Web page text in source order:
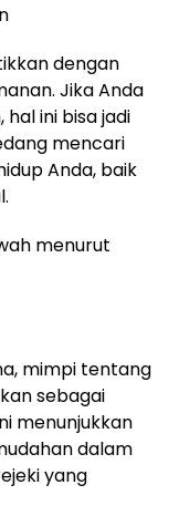
dengan
Jika Anda
ini bisa jadi
mencari
Anda, baik
menurut
mimpi tentang
sebagai
menunjukkan
dalam
yang